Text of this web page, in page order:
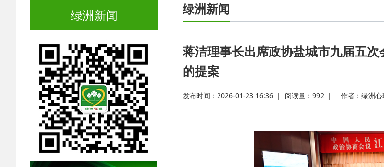
绿洲新闻 绿洲新闻
蒋洁理事长出席政协盐城市九届五
的提案
发布时间：2026-01-23 16:36 | 阅读量： 992 | 作者： 绿洲心